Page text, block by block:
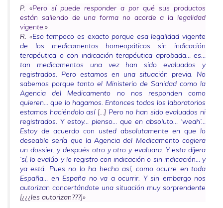
P. «Pero sí puede responder a por qué sus productos
están saliendo de una forma no acorde a la legalidad
vigente.»
R. «Eso tampoco es exacto porque esa legalidad vigente
de los medicamentos homeopáticos sin indicación
terapéutica o con indicación terapéutica aprobada… es…
tan medicamentos una vez han sido evaluados y
registrados. Pero estamos en una situación previa. No
sabemos porque tanto el Ministerio de Sanidad como la
Agencia del Medicamento no nos responden como
quieren… que lo hagamos. Entonces todos los laboratorios
estamos haciéndolo así[…] Pero no han sido evaluados ni
registrados. Y estoy… pienso… que en absoluto… ‘weah’…
Estoy de acuerdo con usted absolutamente en que lo
deseable sería que la Agencia del Medicamento cogiera
un dossier, y después otro y otro y evaluara. Y esta dijera
‘sí, lo evalúo y lo registro con indicación o sin indicación… y
ya está. Pues no lo ha hecho así, como ocurre en toda
España… en España no va a ocurrir. Y sin embargo nos
autorizan concertándote una situación muy sorprendente
[¿¿¿les autorizan???]»